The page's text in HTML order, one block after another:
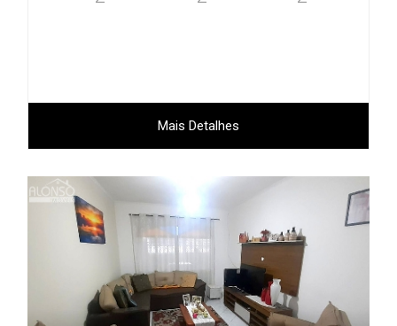
Mais Detalhes